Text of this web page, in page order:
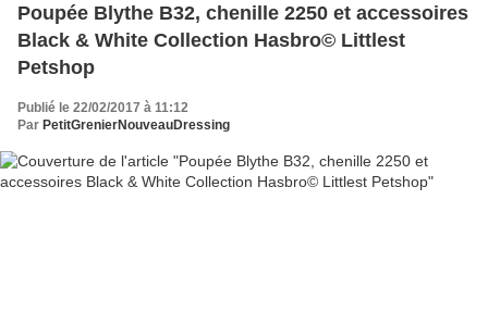
Poupée Blythe B32, chenille 2250 et accessoires
Black & White Collection Hasbro© Littlest
Petshop
Publié le 22/02/2017 à 11:12
Par PetitGrenierNouveauDressing